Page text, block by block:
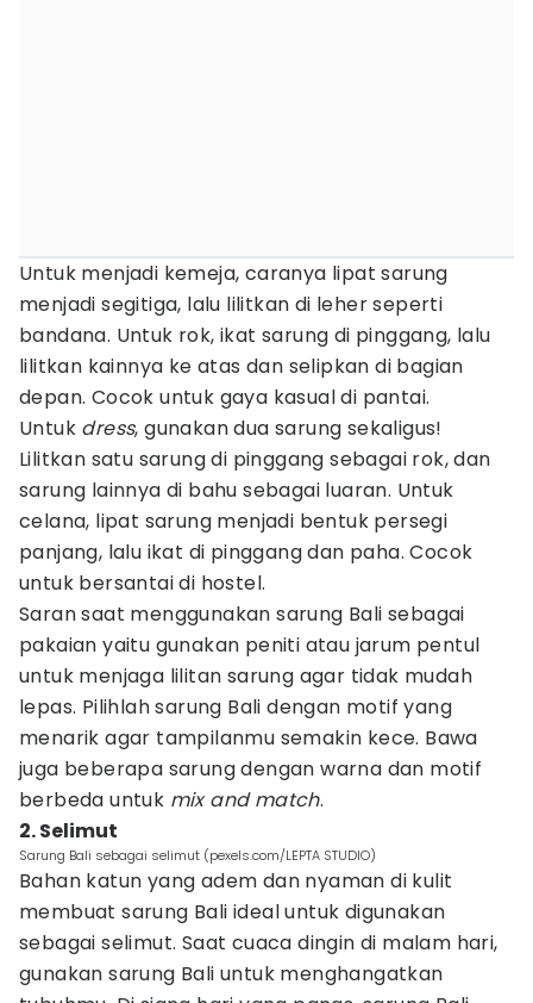
Untuk menjadi kemeja, caranya lipat sarung
menjadi segitiga, lalu lilitkan di leher seperti
bandana. Untuk rok, ikat sarung di pinggang, lalu
lilitkan kainnya ke atas dan selipkan di bagian
depan. Cocok untuk gaya kasual di pantai.
Untuk dress, gunakan dua sarung sekaligus!
Lilitkan satu sarung di pinggang sebagai rok, dan
sarung lainnya di bahu sebagai luaran. Untuk
celana, lipat sarung menjadi bentuk persegi
panjang, lalu ikat di pinggang dan paha. Cocok
untuk bersantai di hostel.
Saran saat menggunakan sarung Bali sebagai
pakaian yaitu gunakan peniti atau jarum pentul
untuk menjaga lilitan sarung agar tidak mudah
lepas. Pilihlah sarung Bali dengan motif yang
menarik agar tampilanmu semakin kece. Bawa
juga beberapa sarung dengan warna dan motif
berbeda untuk mix and match.
2. Selimut
Sarung Bali sebagai selimut (pexels.com/LEPTA STUDIO)
Bahan katun yang adem dan nyaman di kulit
membuat sarung Bali ideal untuk digunakan
sebagai selimut. Saat cuaca dingin di malam hari,
gunakan sarung Bali untuk menghangatkan